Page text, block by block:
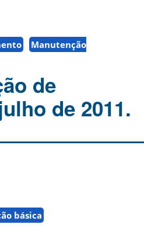
Manutenção
de
de 2011.
básica